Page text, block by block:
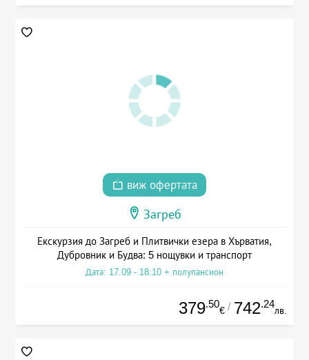
виж офертата
Загреб
Екскурзия до Загреб и Плитвички езера в Хърватия,
Дубровник и Будва: 5 нощувки и транспорт
Дата: 17.09 - 18.10 + полупансион
379.50
€ / 742.24
лв.